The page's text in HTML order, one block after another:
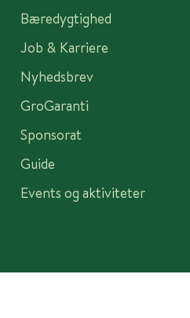
Bæredygtighed
Job & Karriere
Nyhedsbrev
GroGaranti
Sponsorat
Guide
Events og aktiviteter